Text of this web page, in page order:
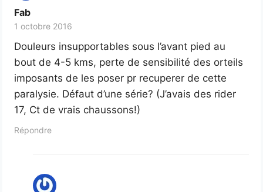
Fab
1 octobre 2016
Douleurs insupportables sous l’avant pied au
bout de 4-5 kms, perte de sensibilité des orteils
imposants de les poser pr recuperer de cette
paralysie. Défaut d’une série? (J’avais des rider
17, Ct de vrais chaussons!)
Répondre